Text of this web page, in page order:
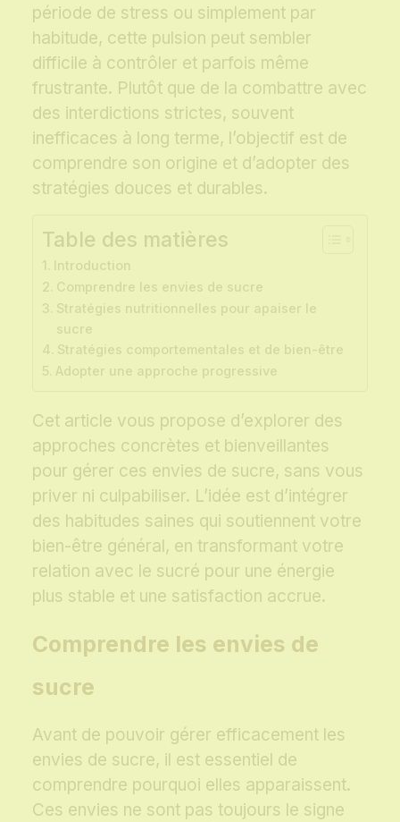
période de stress ou simplement par
habitude, cette pulsion peut sembler
difficile à contrôler et parfois même
frustrante. Plutôt que de la combattre avec
des interdictions strictes, souvent
inefficaces à long terme, l’objectif est de
comprendre son origine et d’adopter des
stratégies douces et durables.
Table des matières
Introduction
Comprendre les envies de sucre
Stratégies nutritionnelles pour apaiser le
sucre
Stratégies comportementales et de bien-être
Adopter une approche progressive
Cet article vous propose d’explorer des
approches concrètes et bienveillantes
pour gérer ces envies de sucre, sans vous
priver ni culpabiliser. L’idée est d’intégrer
des habitudes saines qui soutiennent votre
bien-être général, en transformant votre
relation avec le sucré pour une énergie
plus stable et une satisfaction accrue.
Comprendre les envies de
sucre
Avant de pouvoir gérer efficacement les
envies de sucre, il est essentiel de
comprendre pourquoi elles apparaissent.
Ces envies ne sont pas toujours le signe